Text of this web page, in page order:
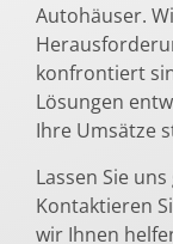
Autohäuser.
konfrontiert
Lösungen
Ihre Umsätze
Lassen Sie
Kontaktieren
wir Ihnen